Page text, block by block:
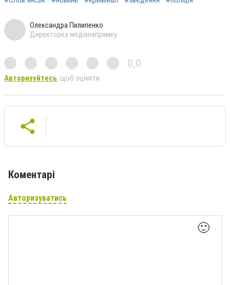
Олександра Пилипенко
Директорка медіанапрямку
0,0
Авторизуйтесь, щоб оцінити
Коментарі
Авторизуватись
🙂